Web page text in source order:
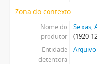
Zona do contexto
Nome do
produtor
Seixas,
(1920-
Entidade
detentora
Arquivo